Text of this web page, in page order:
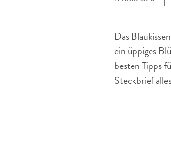
Das
ein üppiges
besten Tipps
Steckbrief